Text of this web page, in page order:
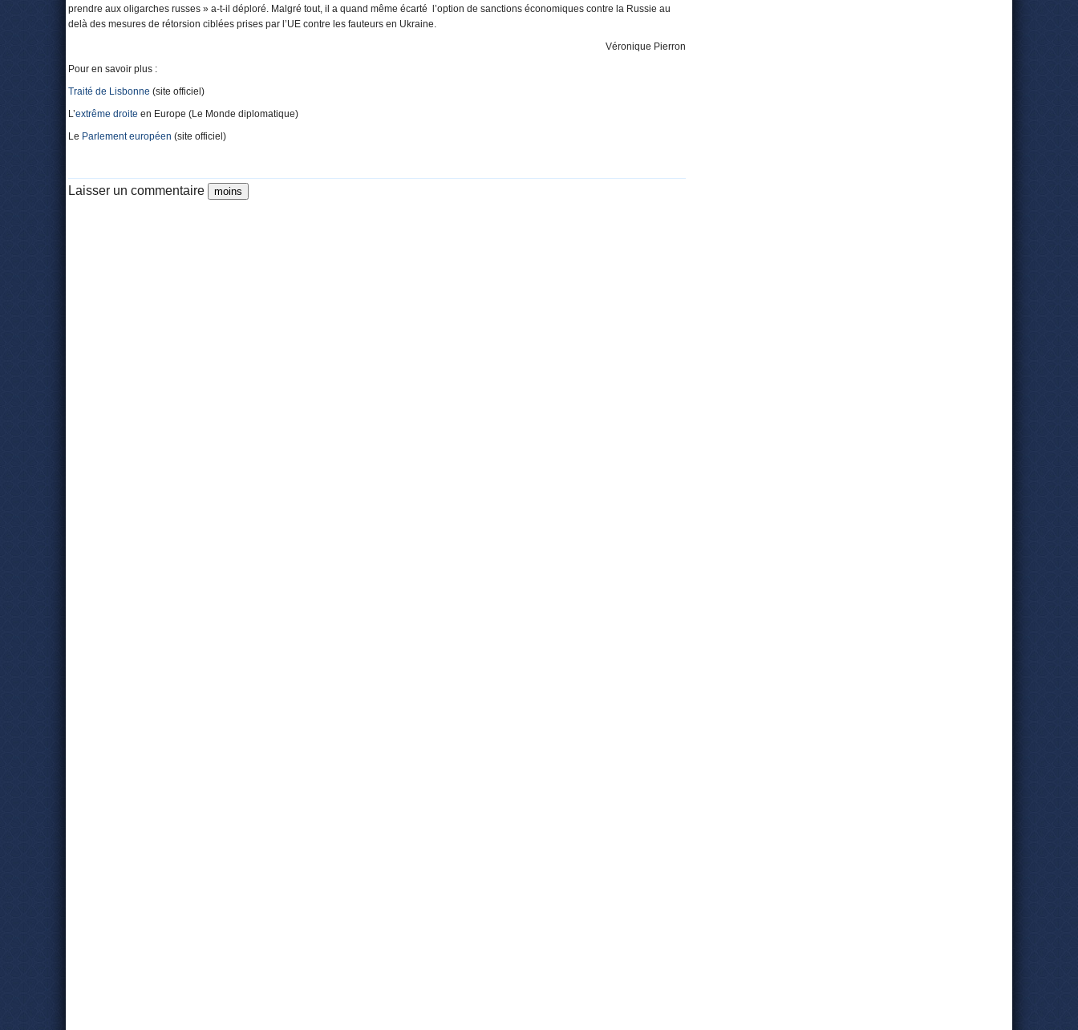
prendre aux oligarches russes » a-t-il déploré. Malgré tout, il a quand même écarté l’option de sanctions économiques contre la Russie au
delà des mesures de rétorsion ciblées prises par l’UE contre les fauteurs en Ukraine.
Véronique Pierron
Pour en savoir plus :
Traité de Lisbonne (site officiel)
L’extrême droite en Europe (Le Monde diplomatique)
Le Parlement européen (site officiel)
Laisser un commentaire